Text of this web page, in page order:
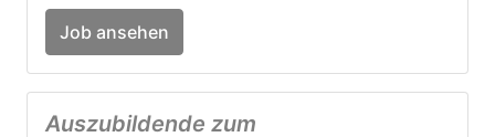
Job ansehen
Auszubildende zum